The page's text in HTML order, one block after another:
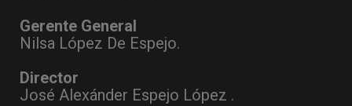
Gerente General
Nilsa López De Espejo.
Director
José Alexánder Espejo López .